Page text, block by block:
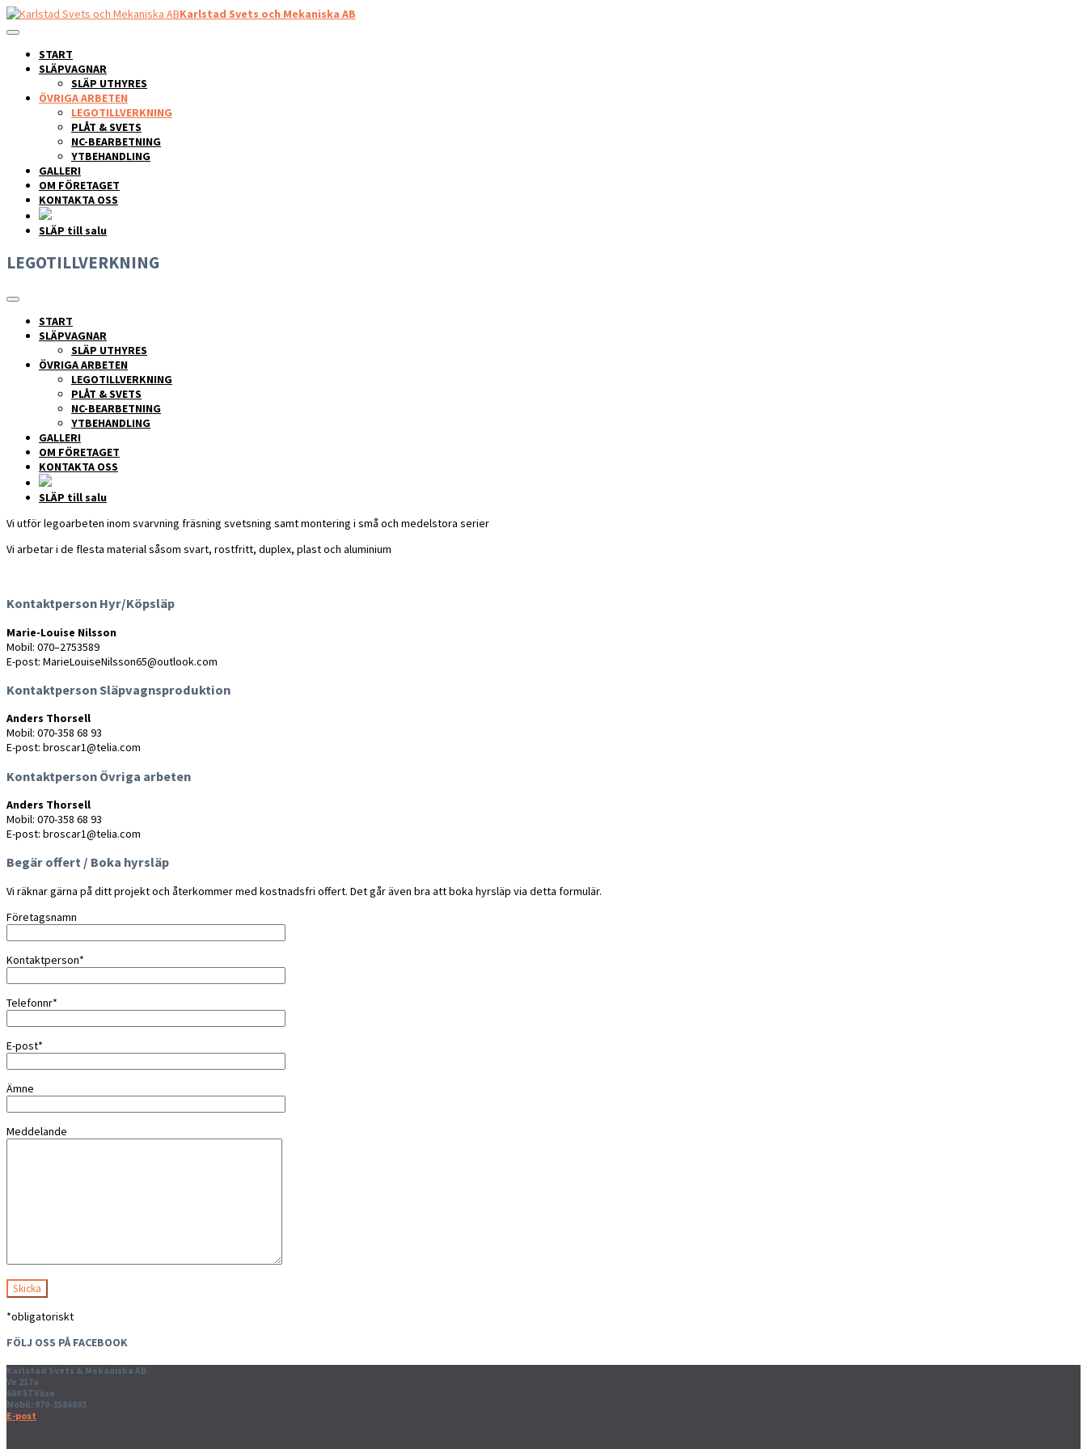
Karlstad Svets och Mekaniska AB
START
SLÄPVAGNAR
SLÄP UTHYRES
ÖVRIGA ARBETEN
LEGOTILLVERKNING
PLÅT & SVETS
NC-BEARBETNING
YTBEHANDLING
GALLERI
OM FÖRETAGET
KONTAKTA OSS
SLÄP till salu
LEGOTILLVERKNING
START
SLÄPVAGNAR
SLÄP UTHYRES
ÖVRIGA ARBETEN
LEGOTILLVERKNING
PLÅT & SVETS
NC-BEARBETNING
YTBEHANDLING
GALLERI
OM FÖRETAGET
KONTAKTA OSS
SLÄP till salu
Vi utför legoarbeten inom svarvning fräsning svetsning samt montering i små och medelstora serier
Vi arbetar i de flesta material såsom svart, rostfritt, duplex, plast och aluminium
Kontaktperson Hyr/Köpsläp
Marie-Louise Nilsson
Mobil: 070–2753589
E-post: MarieLouiseNilsson65@outlook.com
Kontaktperson Släpvagnsproduktion
Anders Thorsell
Mobil: 070-358 68 93
E-post: broscar1@telia.com
Kontaktperson Övriga arbeten
Anders Thorsell
Mobil: 070-358 68 93
E-post: broscar1@telia.com
Begär offert / Boka hyrsläp
Vi räknar gärna på ditt projekt och återkommer med kostnadsfri offert. Det går även bra att boka hyrsläp via detta formulär.
Företagsnamn
Kontaktperson*
Telefonnr*
E-post*
Ämne
Meddelande
*obligatoriskt
FÖLJ OSS PÅ FACEBOOK
Karlstad Svets & Mekaniska AB
Ve 217a
660 57 Väse
Mobil: 070-3586893
E-post